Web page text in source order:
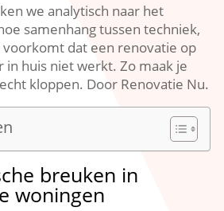
we analytisch naar het
samenhang tussen techniek,
dat een renovatie op
in huis niet werkt.​ Zo maak je
kloppen.​ Door Renovatie Nu.​
breuken in
woningen